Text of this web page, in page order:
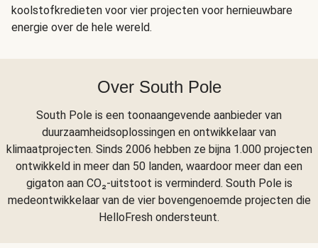
koolstofkredieten voor vier projecten voor hernieuwbare
energie over de hele wereld.
Over South Pole
South Pole is een toonaangevende aanbieder van
duurzaamheidsoplossingen en ontwikkelaar van
klimaatprojecten. Sinds 2006 hebben ze bijna 1.000 projecten
ontwikkeld in meer dan 50 landen, waardoor meer dan een
gigaton aan CO₂-uitstoot is verminderd. South Pole is
medeontwikkelaar van de vier bovengenoemde projecten die
HelloFresh ondersteunt.